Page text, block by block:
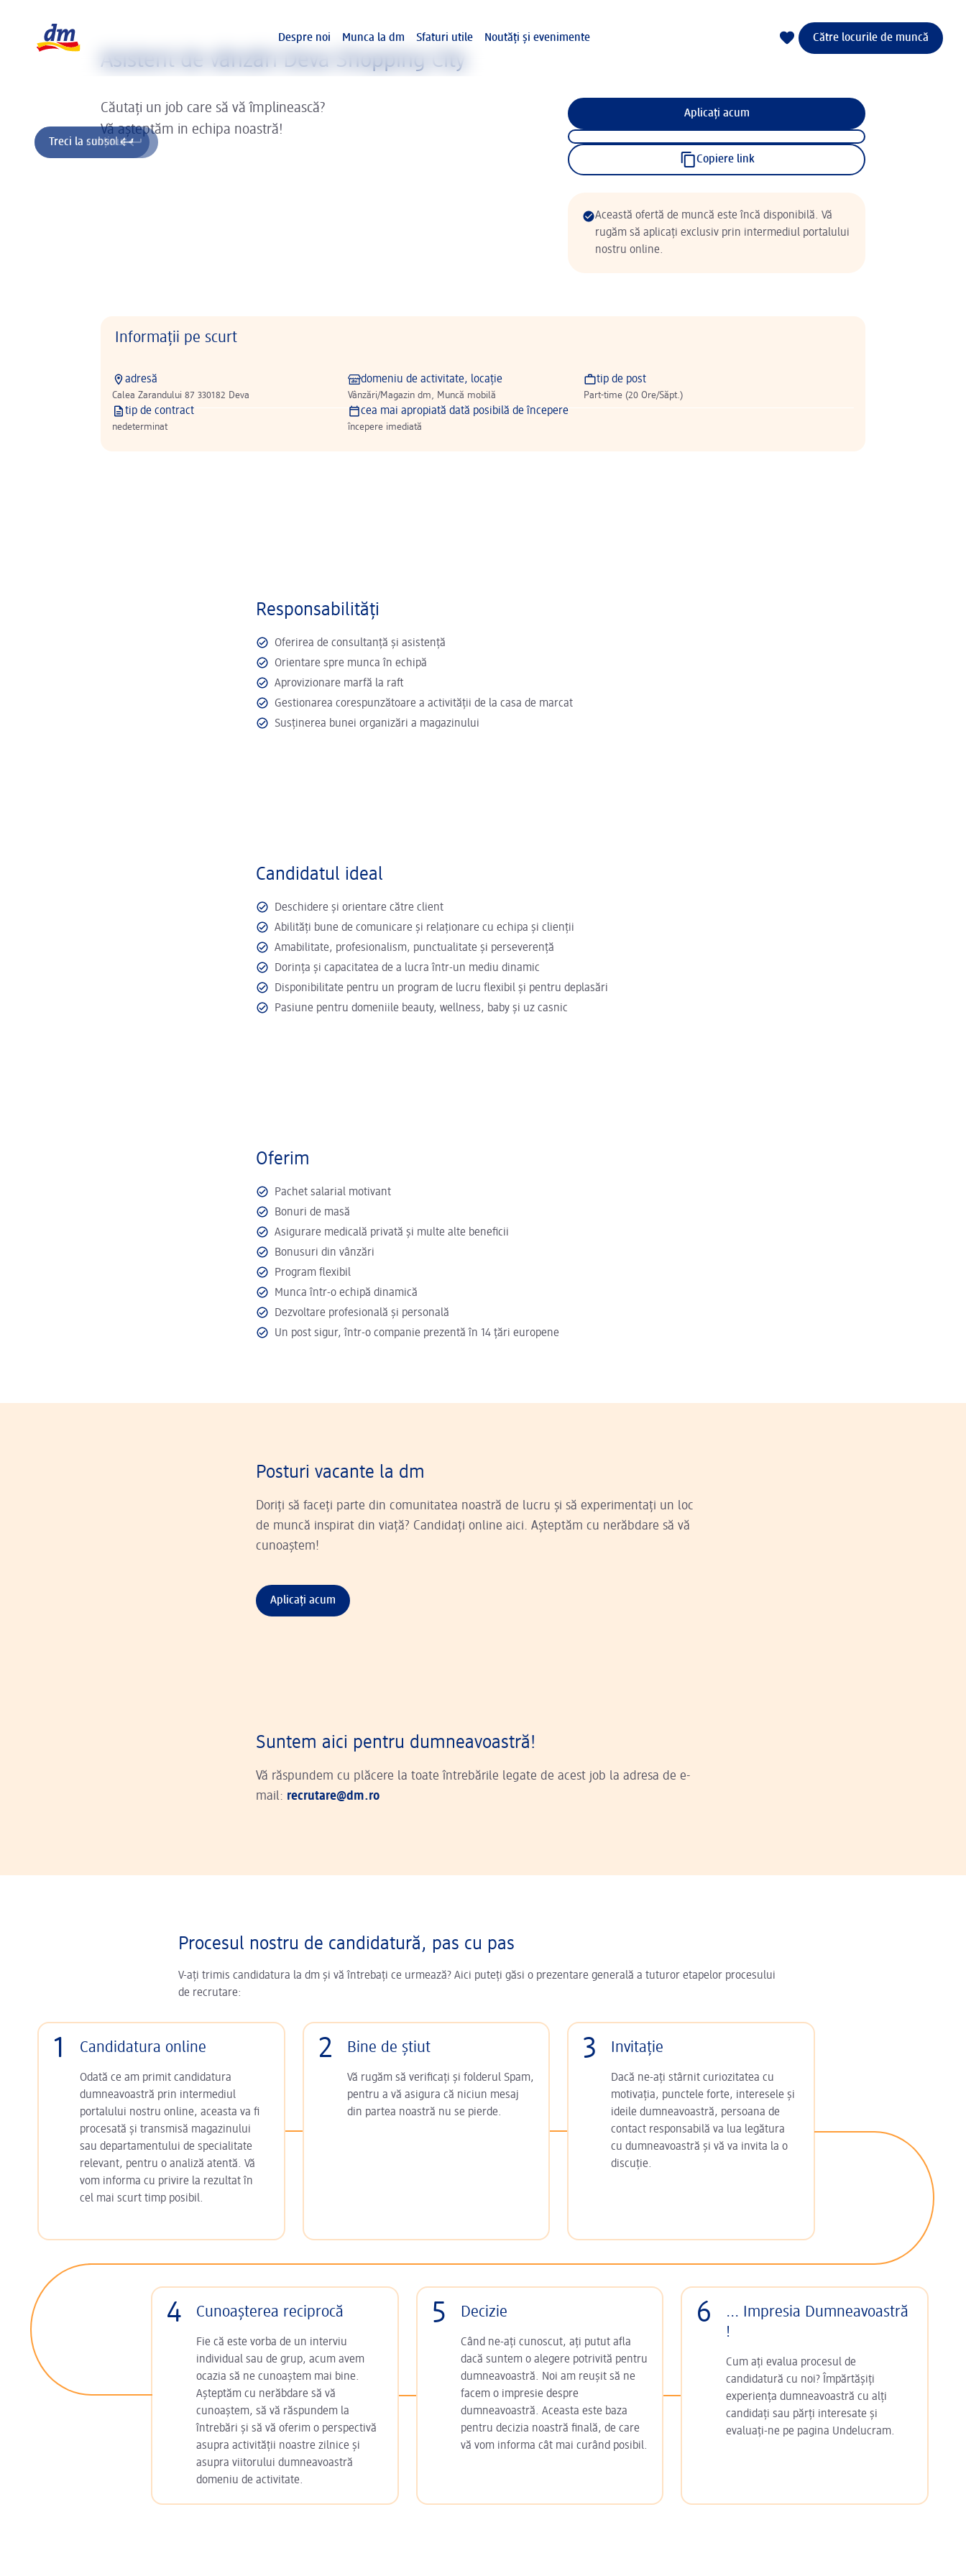
Treci la conținut
Treci la subsol
Despre noi
Munca la dm Sfaturi utile Noutăți și evenimente Către locurile de muncă
Asistent de vânzări Deva Shopping City
Căutați un job care să vă împlinească?
Vă așteptăm in echipa noastră!
Aplicați acum
Copiere link
Această ofertă de muncă este încă disponibilă. Vă
rugăm să aplicați exclusiv prin intermediul portalului
nostru online.
Informații pe scurt
adresă
Calea Zarandului 87 330182 Deva
domeniu de activitate, locație
Vânzări/Magazin dm, Muncă mobilă
tip de post
Part-time (20 Ore/Săpt.)
tip de contract
nedeterminat
cea mai apropiată dată posibilă de începere
începere imediată
Responsabilități
Oferirea de consultanță și asistență
Orientare spre munca în echipă
Aprovizionare marfă la raft
Gestionarea corespunzătoare a activității de la casa de marcat
Susținerea bunei organizări a magazinului
Candidatul ideal
Deschidere și orientare către client
Abilități bune de comunicare și relaționare cu echipa și clienții
Amabilitate, profesionalism, punctualitate și perseverență
Dorința și capacitatea de a lucra într-un mediu dinamic
Disponibilitate pentru un program de lucru flexibil și pentru deplasări
Pasiune pentru domeniile beauty, wellness, baby și uz casnic
Oferim
Pachet salarial motivant
Bonuri de masă
Asigurare medicală privată și multe alte beneficii
Bonusuri din vânzări
Program flexibil
Munca într-o echipă dinamică
Dezvoltare profesională și personală
Un post sigur, într-o companie prezentă în 14 țări europene
Posturi vacante la dm
Doriți să faceți parte din comunitatea noastră de lucru și să experimentați un loc
de muncă inspirat din viață? Candidați online aici. Așteptăm cu nerăbdare să vă
cunoaștem!
Aplicați acum
Suntem aici pentru dumneavoastră!
Vă răspundem cu plăcere la toate întrebările legate de acest job la adresa de e-
mail: recrutare@dm.ro
Procesul nostru de candidatură, pas cu pas
V-ați trimis candidatura la dm și vă întrebați ce urmează? Aici puteți găsi o prezentare generală a tuturor etapelor procesului
de recrutare:
1 Candidatura online
Odată ce am primit candidatura
dumneavoastră prin intermediul
portalului nostru online, aceasta va fi
procesată și transmisă magazinului
sau departamentului de specialitate
relevant, pentru o analiză atentă. Vă
vom informa cu privire la rezultat în
cel mai scurt timp posibil.
2 Bine de știut
Vă rugăm să verificați și folderul Spam,
pentru a vă asigura că niciun mesaj
din partea noastră nu se pierde.
3 Invitație
Dacă ne-ați stârnit curiozitatea cu
motivația, punctele forte, interesele și
ideile dumneavoastră, persoana de
contact responsabilă va lua legătura
cu dumneavoastră și vă va invita la o
discuție.
4 Cunoașterea reciprocă
Fie că este vorba de un interviu
individual sau de grup, acum avem
ocazia să ne cunoaștem mai bine.
Așteptăm cu nerăbdare să vă
cunoaștem, să vă răspundem la
întrebări și să vă oferim o perspectivă
asupra activității noastre zilnice și
asupra viitorului dumneavoastră
domeniu de activitate.
5 Decizie
Când ne-ați cunoscut, ați putut afla
dacă suntem o alegere potrivită pentru
dumneavoastră. Noi am reușit să ne
facem o impresie despre
dumneavoastră. Aceasta este baza
pentru decizia noastră finală, de care
vă vom informa cât mai curând posibil.
6
... Impresia Dumneavoastră
!
Cum ați evalua procesul de
candidatură cu noi? Împărtășiți
experiența dumneavoastră cu alți
candidați sau părți interesate și
evaluați-ne pe pagina Undelucram.